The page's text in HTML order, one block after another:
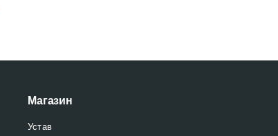
Магазин
Устав